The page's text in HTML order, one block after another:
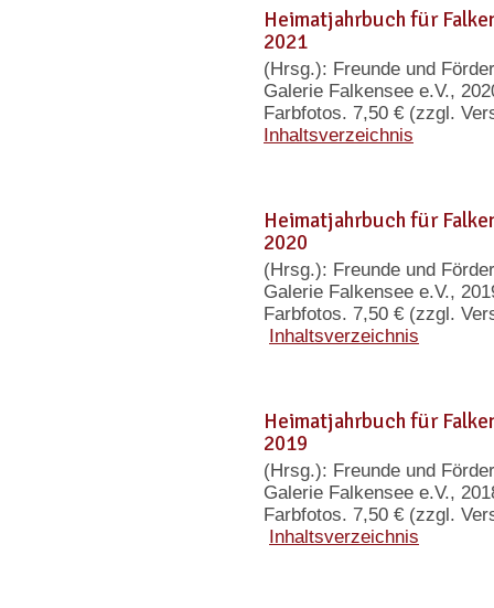
Heimatjahrbuch für
2021
(Hrsg.): Freunde und
Galerie Falkensee e.V.,
Farbfotos. 7,50 € (zzgl.
Inhaltsverzeichnis
Heimatjahrbuch für
2020
(Hrsg.): Freunde und
Galerie Falkensee e.V.,
Farbfotos. 7,50 € (zzgl.
Inhaltsverzeichnis
Heimatjahrbuch für
2019
(Hrsg.): Freunde und
Galerie Falkensee e.V.,
Farbfotos. 7,50 € (zzgl.
Inhaltsverzeichnis